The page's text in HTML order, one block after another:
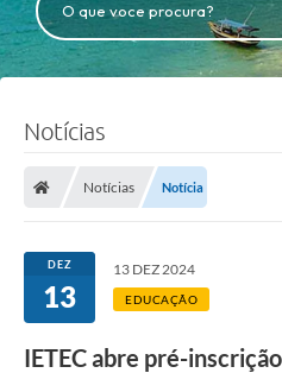
O que voce procura?
Notícias
Notícias Notícia
DEZ
13
13 DEZ 2024
EDUCAÇÃO
IETEC abre pré-